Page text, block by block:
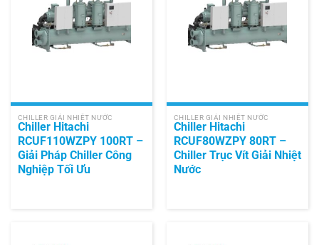
CHILLER GIẢI NHIỆT NƯỚC
Chiller Hitachi
RCUF110WZPY 100RT –
Giải Pháp Chiller Công
Nghiệp Tối Ưu
CHILLER GIẢI NHIỆT NƯỚC
Chiller Hitachi
RCUF80WZPY 80RT –
Chiller Trục Vít Giải Nhiệt
Nước